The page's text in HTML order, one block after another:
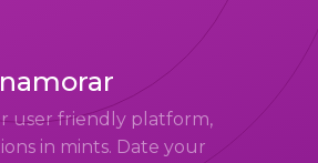
user friendly platform,
in mints. Date your